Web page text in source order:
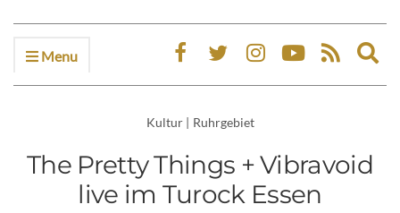
Menu
Kultur | Ruhrgebiet
The Pretty Things + Vibravoid
live im Turock Essen